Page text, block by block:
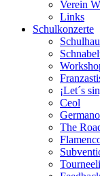
Verein
Links
Schulkonzerte
¡Let´s
Ceol
The